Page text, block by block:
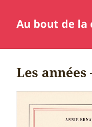
Au bout de la
Les